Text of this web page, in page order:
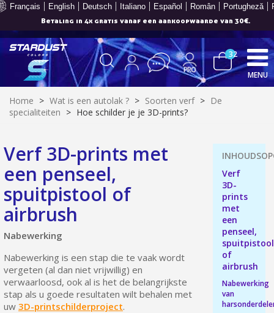
Français English Deutsch Italiano Español Român Portugheză
Betaling in 4x gratis vanaf een aankoopwaarde van 30€.
Schrijf je in voor de nieuwsbrief: €5 korting
Levering binnen 48-72 uur in Nederland
Betaling in 4x gratis vanaf een aankoopwaarde van 30€.
Deel je creaties en ontvang shopping vouchers
Verzamel loyaliteitspunten bij elke bestelling
Retourneer producten binnen 14 dagen
5€ korting op de eerste bestelling
32
MENU
Home > Wat is een autolak ? > Soorten verf > De
specialiteiten > Hoe schilder je je 3D-prints?
Verf 3D-prints met
een penseel,
spuitpistool of
airbrush
Nabewerking
Nabewerking is een stap die te vaak wordt
vergeten (al dan niet vrijwillig) en
verwaarloosd, ook al is het de belangrijkste
stap als u goede resultaten wilt behalen met
uw 3D-printschilderproject.
Verf
3D-
prints
met
een
penseel,
spuitpistool
of
airbrush
Nabewerking
van